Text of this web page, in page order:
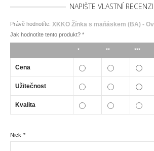
NAPIŠTE VLASTNÍ RECENZI
Právě hodnotíte: XKKO Žínka s maňáskem (BA) -
Jak hodnotíte tento produkt? *
* ** ***
Cena
Užitečnost
Kvalita
*
Nick